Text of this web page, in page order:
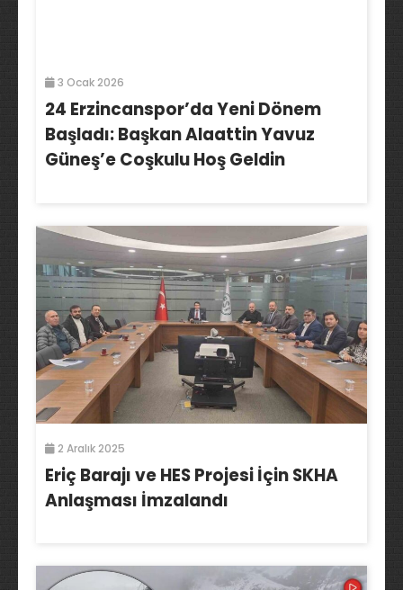
3 Ocak 2026
24 Erzincanspor’da Yeni Dönem
Başladı: Başkan Alaattin Yavuz
Güneş’e Coşkulu Hoş Geldin
2 Aralık 2025
Eriç Barajı ve HES Projesi İçin SKHA
Anlaşması İmzalandı